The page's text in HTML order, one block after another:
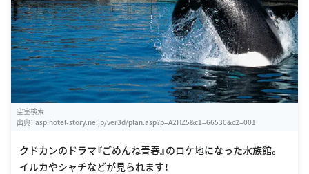
空室検索
出典： asp.hotel-story.ne.jp/ver3d/plan.asp?p=A2HZ5&c1=66530&c2=001
クドカンのドラマ『ごめんね青春』のロケ地になった水族館。
イルカやシャチなどが見られます！